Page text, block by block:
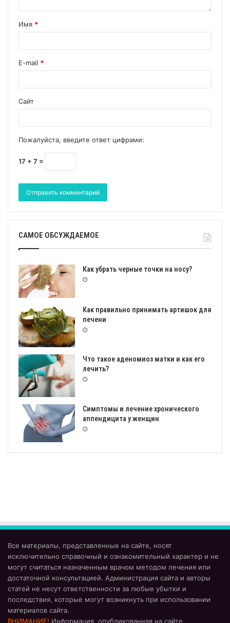
Имя *
E-mail *
Сайт
Пожалуйста, введите ответ цифрами:
17 + 7 =
САМОЕ ОБСУЖДАЕМОЕ
Как убрать черные точки на носу?
Как правильно принимать артишок для
печени
Что такое аденомиоз матки и как его
лечить?
Симптомы и лечение хронического
аппендицита у женщин
Все материалы, представленные на сайте, носят
исключительно справочный и ознакомительный характер и не
могут считаться назначенным врачом методом лечения или
достаточной консультацией. Администрация сайта и авторы
статей не несут ответственности за любые убытки и
последствия, которые могут возникнуть при использовании
материалов сайта.
ВНИМАНИЕ! Информация, опубликованная на сайте,